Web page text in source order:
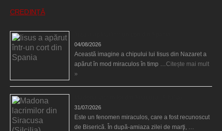
CREDINȚĂ
04/08/2026
Această imagine a chipului lui Iisus din Nazaret a
apărut în mod miraculos în timp …Citește mai mult
»
31/07/2026
Este un fenomen miraculos, care a fost recunoscut
de Biserică. În după-amiaza zilei de marţi, …